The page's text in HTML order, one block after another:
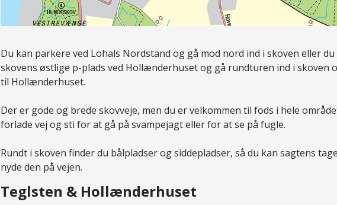
Du kan parkere ved Lohals Nordstand og gå mod nord ind i skoven eller
skovens østlige p-plads ved Hollænderhuset og gå rundturen ind i skoven
til Hollænderhuset.
Der er gode og brede skovveje, men du er velkommen til fods i hele
forlade vej og sti for at gå på svampejagt eller for at se på fugle.
Rundt i skoven finder du bålpladser og siddepladser, så du kan sagtens
nyde den på vejen.
Teglsten & Hollænderhuset